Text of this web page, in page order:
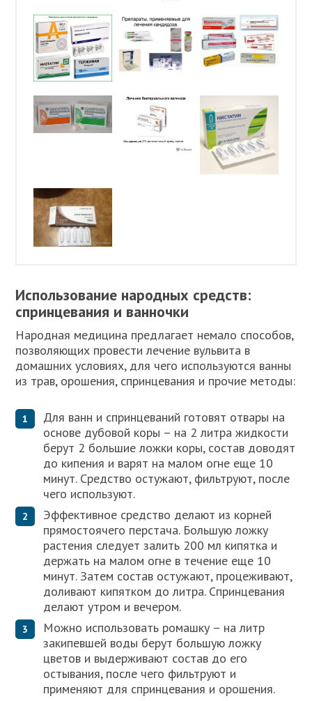
Использование народных средств:
спринцевания и ванночки
Народная медицина предлагает немало способов,
позволяющих провести лечение вульвита в
домашних условиях, для чего используются ванны
из трав, орошения, спринцевания и прочие методы:
Для ванн и спринцеваний готовят отвары на
основе дубовой коры – на 2 литра жидкости
берут 2 большие ложки коры, состав доводят
до кипения и варят на малом огне еще 10
минут. Средство остужают, фильтруют, после
чего используют.
Эффективное средство делают из корней
прямостоячего перстача. Большую ложку
растения следует залить 200 мл кипятка и
держать на малом огне в течение еще 10
минут. Затем состав остужают, процеживают,
доливают кипятком до литра. Спринцевания
делают утром и вечером.
Можно использовать ромашку – на литр
закипевшей воды берут большую ложку
цветов и выдерживают состав до его
остывания, после чего фильтруют и
применяют для спринцевания и орошения.